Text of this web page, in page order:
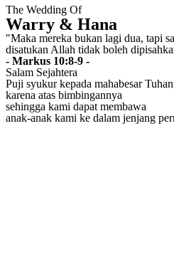
The Wedding Of
Warry & Hana
"Maka mereka bukan lagi dua, tapi
disatukan Allah tidak boleh
- Markus 10:8-9 -
Salam Sejahtera
Puji syukur kepada mahabesar
karena atas bimbingannya
sehingga kami dapat membawa
anak-anak kami ke dalam jenjang